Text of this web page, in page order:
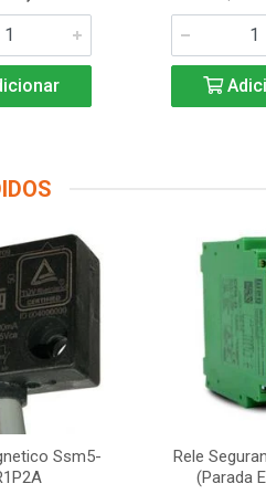
Ssm5-
Rele
(Parada